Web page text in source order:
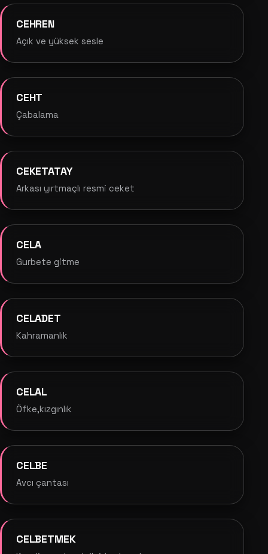
CEHREN
Açık ve yüksek sesle
CEHT
Çabalama
CEKETATAY
Arkası yırtmaçlı resmi ceket
CELA
Gurbete gitme
CELADET
Kahramanlık
CELAL
Öfke,kızgınlık
CELBE
Avcı çantası
CELBETMEK